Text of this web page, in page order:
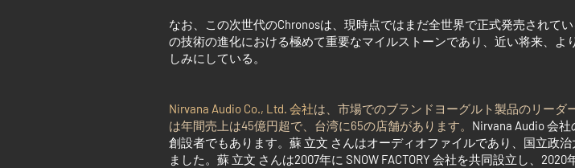
なお、この次世代のChronosは、現時点ではまだ全世界で正式発売されて
の技術の進化における極めて重要なマイルストーンであり、近い将来、
しみにしている。
Nirvana Audio Co., Ltd. 会社は、市場でのブランドヨーグルト製品のリーダ
は年間売上は45億円超で、台湾に65の店舗があります。 Nirvana Audio会社
創設者でもあります。蘇 立文 さんはオーディオファイルであり、国立政
ました。蘇 立文 さんは2007年に SNOW FACTORY 会社を共同設立し、 2020